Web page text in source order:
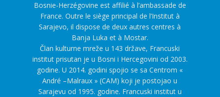
Bosnie-Herzégovine est affilié à l’ambassade de
France. Outre le siège principal de l’Institut à
Sarajevo, il dispose de deux autres centres à
Banja Luka et à Mostar.
Član kulturne mreže u 143 države, Francuski
institut prisutan je u Bosni i Hercegovini od 2003.
godine. U 2014. godini spojio se sa Centrom «
André –Malraux » (CAM) koji je postojao u
Sarajevu od 1995. godine. Francuski institut u